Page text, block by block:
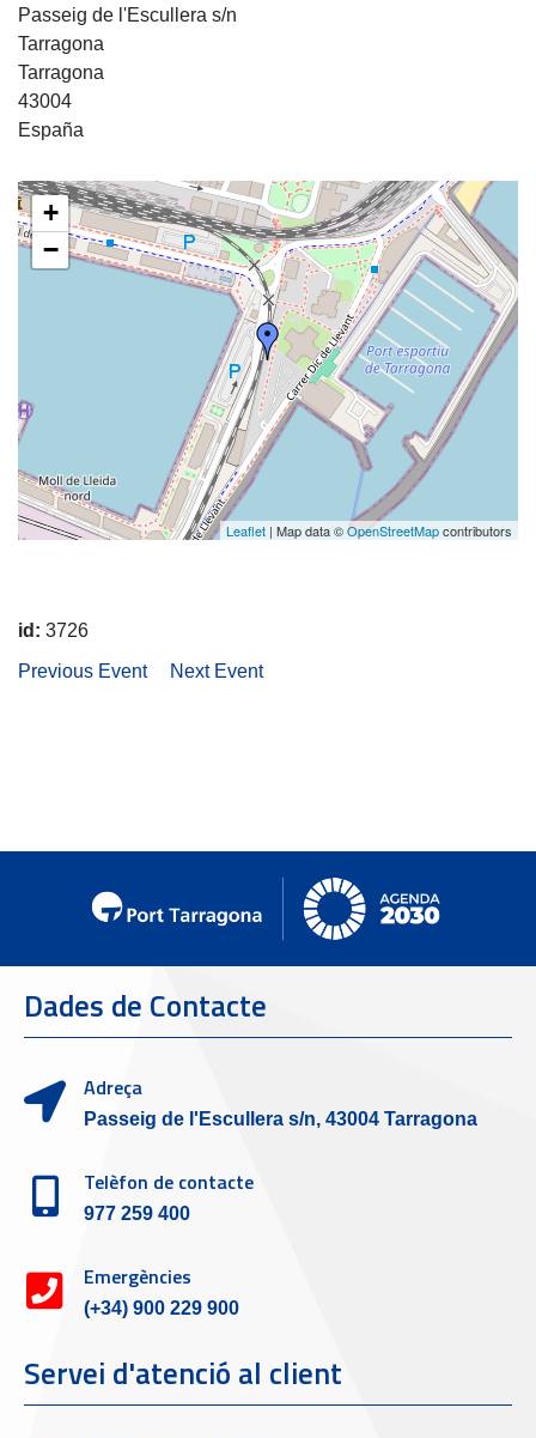
Passeig de l'Escullera s/n
Tarragona
Tarragona
43004
España
+
−
Leaflet | Map data ©OpenStreetMapcontributors
id: 3726
Previous Event
Next Event
Dades de Contacte
Adreça
Passeig de l'Escullera s/n, 43004 Tarragona
Telèfon de contacte
977 259 400
Emergències
(+34) 900 229 900
Servei d'atenció al client